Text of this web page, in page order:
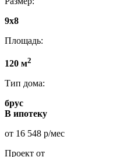
9х8
Площадь:
120 м2
Тип дома:
брус
В ипотеку
от 16 548 р/мес
Проект от